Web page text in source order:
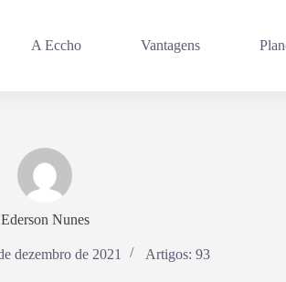
A Eccho Vantagens
Ederson Nunes
dezembro de 2021 Artigos: 93